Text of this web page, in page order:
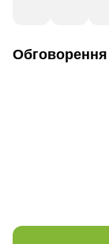
Обговорення